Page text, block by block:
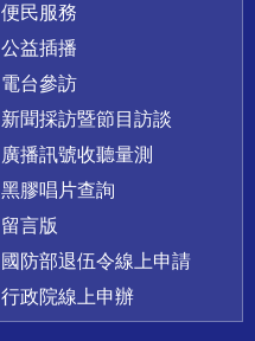
便民服務
公益插播
電台參訪
新聞採訪暨節目訪談
廣播訊號收聽量測
黑膠唱片查詢
留言版
國防部退伍令線上申請
行政院線上申辦